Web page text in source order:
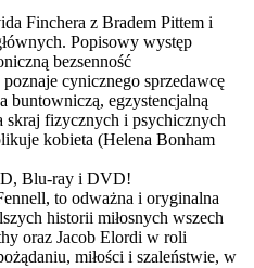
Finchera z Bradem Pittem i
Popisowy występ
bezsenność
cynicznego sprzedawcę
buntowniczą, egzystencjalną
skraj fizycznych i psychicznych
kobieta (Helena Bonham
Blu-ray i DVD!
to odważna i oryginalna
historii miłosnych wszech
oraz Jacob Elordi w roli
miłości i szaleństwie, w